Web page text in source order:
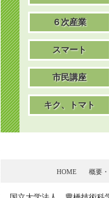
６次産業
スマート
市民講座
キク、トマト
HOME 概要